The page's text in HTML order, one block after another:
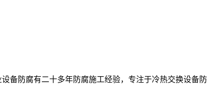
备防腐有二十多年防腐施工经验，专注于冷热交换设备防